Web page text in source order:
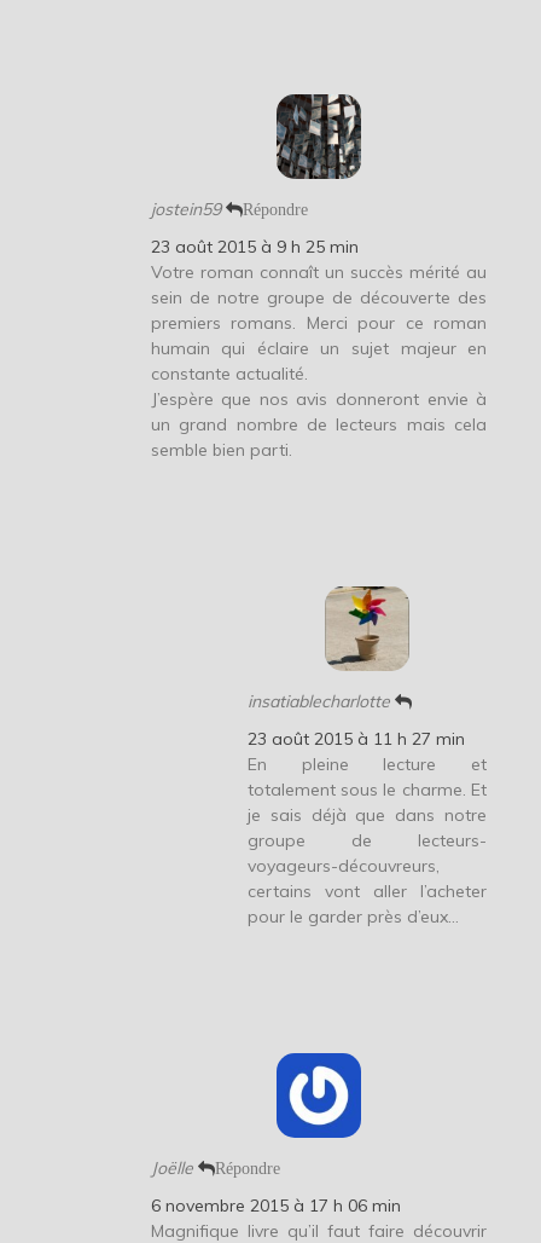
jostein59 Répondre
23 août 2015 à 9 h 25 min
Votre roman connaît un succès mérité au
sein de notre groupe de découverte des
premiers romans. Merci pour ce roman
humain qui éclaire un sujet majeur en
constante actualité.
J’espère que nos avis donneront envie à
un grand nombre de lecteurs mais cela
semble bien parti.
insatiablecharlotte
23 août 2015 à 11 h 27 min
En pleine lecture et
totalement sous le charme. Et
je sais déjà que dans notre
groupe de lecteurs-
voyageurs-découvreurs,
certains vont aller l’acheter
pour le garder près d’eux…
Joëlle Répondre
6 novembre 2015 à 17 h 06 min
Magnifique livre qu’il faut faire découvrir